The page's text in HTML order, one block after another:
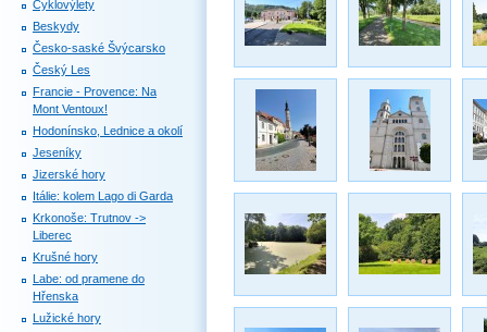
Cyklovýlety
Beskydy
Česko-saské Švýcarsko
Český Les
Francie - Provence: Na
Mont Ventoux!
Hodonínsko, Lednice a okolí
Jeseníky
Jizerské hory
Itálie: kolem Lago di Garda
Krkonoše: Trutnov ->
Liberec
Krušné hory
Labe: od pramene do
Hřenska
Lužické hory